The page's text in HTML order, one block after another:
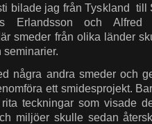
bilade jag från Tyskland till
Erlandsson och
smeder från olika länder
seminarier.
några andra smeder och
ett smidesprojekt.
teckningar som visade
miljöer skulle sedan